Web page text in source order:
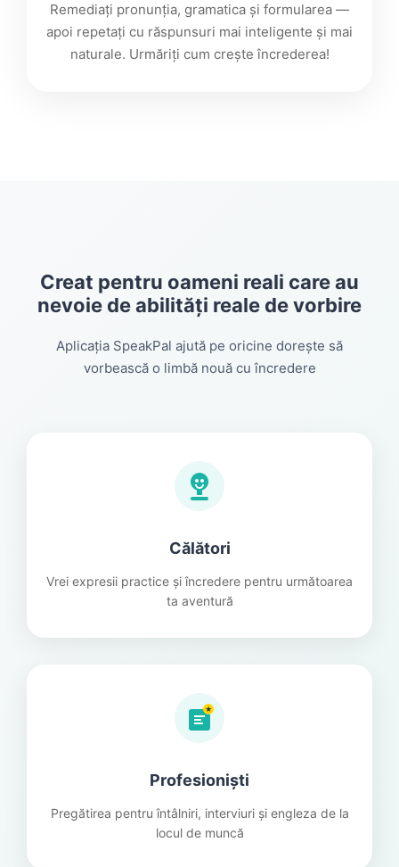
Remediați pronunția, gramatica și formularea —
apoi repetați cu răspunsuri mai inteligente și mai
naturale. Urmăriți cum crește încrederea!
Creat pentru oameni reali care au
nevoie de abilități reale de vorbire
Aplicația SpeakPal ajută pe oricine dorește să
vorbească o limbă nouă cu încredere
Călători
Vrei expresii practice și încredere pentru următoarea
ta aventură
★
Profesioniști
Pregătirea pentru întâlniri, interviuri și engleza de la
locul de muncă